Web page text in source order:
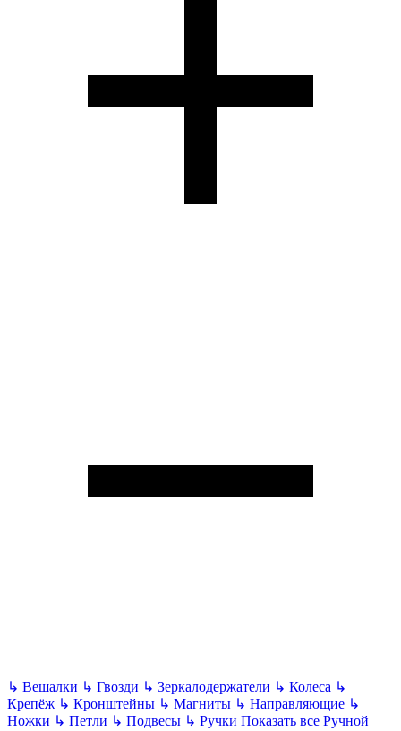
↳ Вешалки ↳ Гвозди ↳ Зеркалодержатели ↳ Колеса ↳
Крепёж ↳ Кронштейны ↳ Магниты ↳ Направляющие ↳
Ножки ↳ Петли ↳ Подвесы ↳ Ручки Показать все Ручной